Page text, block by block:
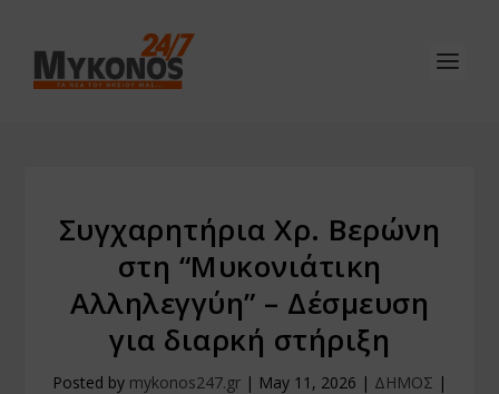
Συγχαρητήρια Χρ. Βερώνη
στη “Μυκονιάτικη
Αλληλεγγύη” – Δέσμευση
για διαρκή στήριξη
Posted by mykonos247.gr | May 11, 2026 | ΔΗΜΟΣ |